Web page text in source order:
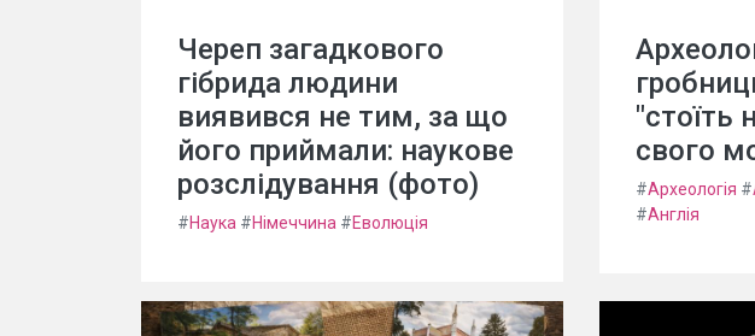
Череп загадкового
гібрида людини
виявився не тим, за що
його приймали: наукове
розслідування (фото)
#Наука #Німеччина #Еволюція
"стоїть
свого
#Археологія #
#Англія